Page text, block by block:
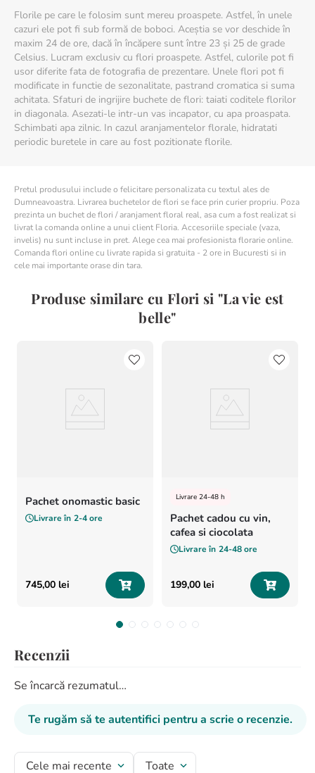
Florile pe care le folosim sunt mereu proaspete. Astfel, în unele
cazuri ele pot fi sub formă de boboci. Aceștia se vor deschide în
maxim 24 de ore, dacă în încăpere sunt între 23 și 25 de grade
Celsius. Lucram exclusiv cu flori proaspete. Astfel, culorile pot fi
usor diferite fata de fotografia de prezentare. Unele flori pot fi
modificate in functie de sezonalitate, pastrand cromatica si suma
achitata. Sfaturi de ingrijire buchete de flori: taiati coditele florilor
in diagonala. Asezati-le intr-un vas incapator, cu apa proaspata.
Schimbati apa zilnic. In cazul aranjamentelor florale, hidratati
periodic buretele in care au fost pozitionate florile.
Pretul produsului include o felicitare personalizata cu textul ales de
Dumneavoastra. Livrarea buchetelor de flori se face prin curier propriu. Poza
prezinta un buchet de flori / aranjament floral real, asa cum a fost realizat si
livrat la comanda online a unui client Floria. Accesoriile speciale (vaza,
invelis) nu sunt incluse in pret. Alege cea mai profesionista florarie online.
Comanda flori online cu livrate rapida si gratuita - 2 ore in Bucuresti si in
cele mai importante orase din tara.
Produse similare cu Flori si "La vie est
belle"
Pachet onomastic basic
Livrare în 2-4 ore
745,00 lei
Livrare 24-48 h
Pachet cadou cu vin,
cafea si ciocolata
Livrare în 24-48 ore
199,00 lei
Recenzii
Se încarcă rezumatul…
Te rugăm să te autentifici pentru a scrie o recenzie.
Cele mai recente Toate